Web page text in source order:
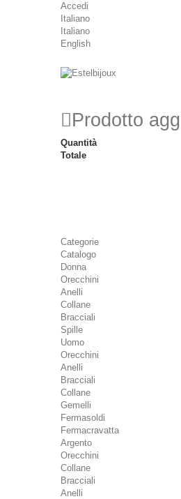
Accedi
Italiano
Italiano
English
Prodotto
Quantità
Totale
Categorie
Catalogo
Donna
Orecchini
Anelli
Collane
Bracciali
Spille
Uomo
Orecchini
Anelli
Bracciali
Collane
Gemelli
Fermasoldi
Fermacravatta
Argento
Orecchini
Collane
Bracciali
Anelli